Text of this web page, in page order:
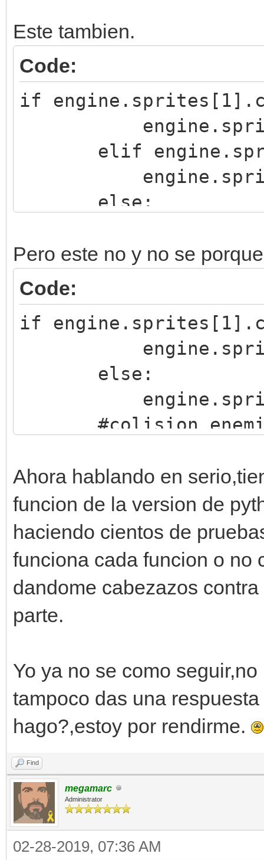
Este tambien.
Code:
if
elif
else:
Pero este no y no se
Code:
if
else:
#colision
else:
Ahora hablando en
funcion de la version de
haciendo cientos de
funciona cada funcion o no
dandome cabezazos
parte.
Yo ya no se como
tampoco das una
hago?,estoy por rendirme.
Find
megamarc
Administrator
02-28-2019, 07:36 AM